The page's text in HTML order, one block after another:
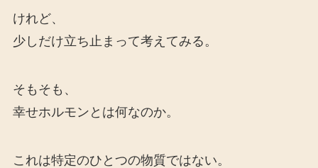
けれど、
少しだけ立ち止まって考えてみる。
そもそも、
幸せホルモンとは何なのか。
これは特定のひとつの物質ではない。